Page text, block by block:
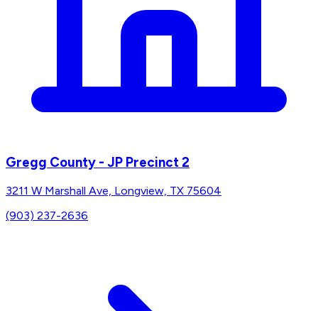
Gregg County - JP Precinct 2
3211 W Marshall Ave, Longview, TX 75604
(903) 237-2636